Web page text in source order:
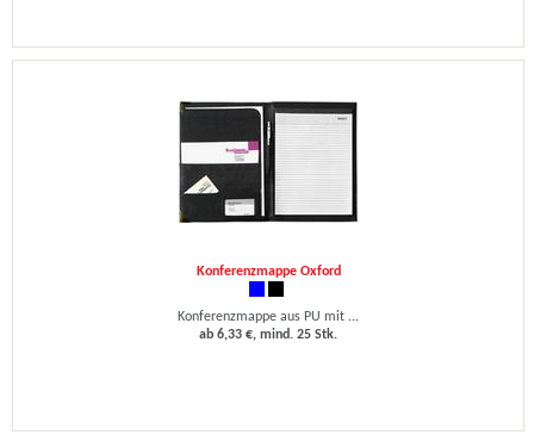
Konferenzmappe Oxford
Konferenzmappe aus PU mit ...
ab 6,33 €, mind. 25 Stk.